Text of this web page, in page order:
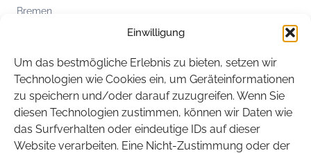
Einwilligung
Um das bestmögliche Erlebnis zu bieten, setzen wir
Technologien wie Cookies ein, um Geräteinformationen
zu speichern und/oder darauf zuzugreifen. Wenn Sie
diesen Technologien zustimmen, können wir Daten wie
das Surfverhalten oder eindeutige IDs auf dieser
Website verarbeiten. Eine Nicht-Zustimmung oder der
Bremen
Mecklenburg-Vorpommern
Niedersachsen
Nordrhein-Westfalen
Rheinland-Pfalz